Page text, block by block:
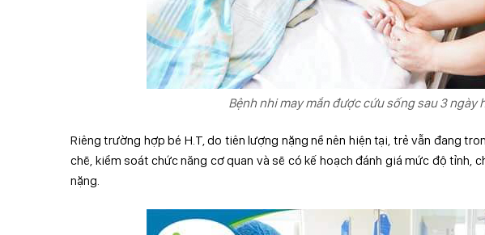
Bệnh nhi may mắn được cứu sống sau 3 ngày
Riêng trường hợp bé H.T, do tiên lượng nặng nề nên hiện tại, trẻ vẫn đang
chẽ, kiểm soát chức năng cơ quan và sẽ có kế hoạch đánh giá mức độ tỉnh,
nặng.